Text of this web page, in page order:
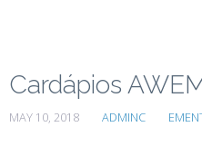
Cardápios
MAY 10, 2018 ADMINC